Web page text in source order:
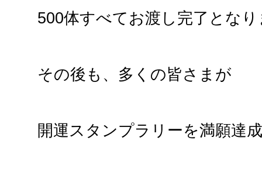
500体すべてお渡し完了とな
その後も、多くの皆さまが
開運スタンプラリーを満願達